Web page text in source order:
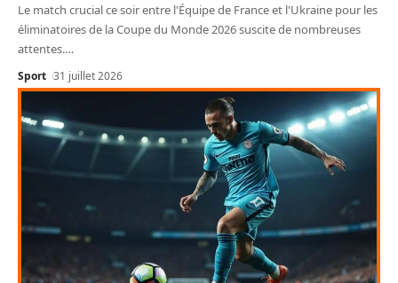
Le match crucial ce soir entre l'Équipe de France et l'Ukraine pour les
éliminatoires de la Coupe du Monde 2026 suscite de nombreuses
attentes.…
Sport 31 juillet 2026